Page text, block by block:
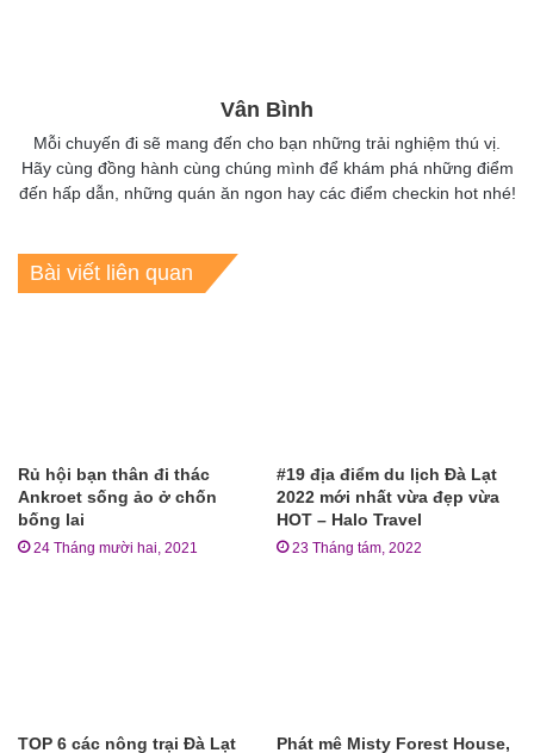
Vân Bình
Mỗi chuyến đi sẽ mang đến cho bạn những trải nghiệm thú vị.
Hãy cùng đồng hành cùng chúng mình để khám phá những điểm
đến hấp dẫn, những quán ăn ngon hay các điểm checkin hot nhé!
Bài viết liên quan
Rủ hội bạn thân đi thác
Ankroet sống ảo ở chốn
bống lai
24 Tháng mười hai, 2021
#19 địa điểm du lịch Đà Lạt
2022 mới nhất vừa đẹp vừa
HOT – Halo Travel
23 Tháng tám, 2022
TOP 6 các nông trại Đà Lạt Phát mê Misty Forest House,